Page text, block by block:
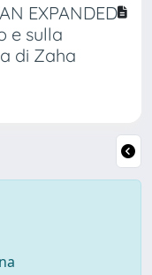
EXPANDED
e sulla
di Zaha